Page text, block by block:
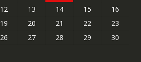
12 13 14 15
16
19 20 21 22
23
26 27 28 29
30